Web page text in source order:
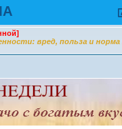
вред, польза и